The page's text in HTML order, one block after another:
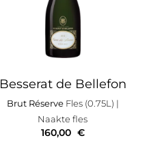
Besserat de Bellefon
Brut Réserve Fles (0.75L) |
Naakte fles
160,00 €